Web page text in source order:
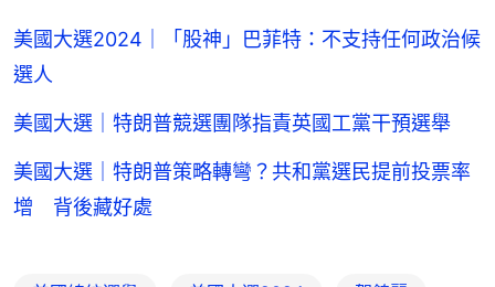
美國大選2024｜「股神」巴菲特：不支持任何政治候
選人
美國大選｜特朗普競選團隊指責英國工黨干預選舉
美國大選｜特朗普策略轉彎？共和黨選民提前投票率
增 背後藏好處